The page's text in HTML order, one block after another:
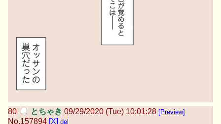
とちゃき 09/29/2020 (Tue) 10:01:28 [Preview]
No.157894 [X] del